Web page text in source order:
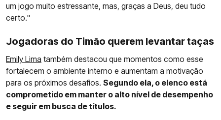
um jogo muito estressante, mas, graças a Deus, deu tudo
certo."
Jogadoras do Timão querem levantar taças
Emily Lima também destacou que momentos como esse
fortalecem o ambiente interno e aumentam a motivação
para os próximos desafios. Segundo ela, o elenco está
comprometido em manter o alto nível de desempenho
e seguir em busca de títulos.